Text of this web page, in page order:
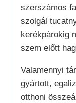
szerszámos
szolgál
kerékpárokig
szem előtt
Valamennyi
gyártott,
otthoni